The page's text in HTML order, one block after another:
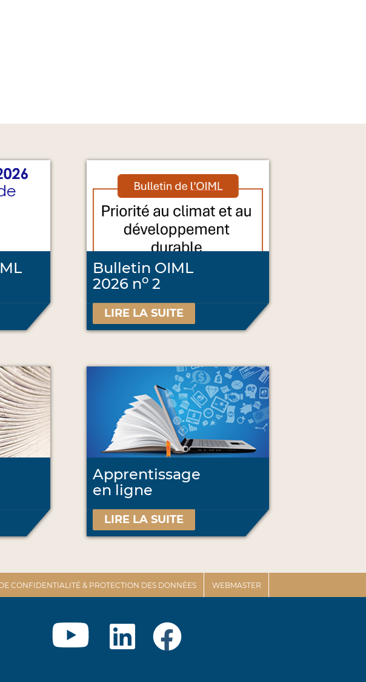
Bulletin OIML
2026 no2
LIRE LA SUITE
Apprentissage
en ligne
LIRE LA SUITE
CONFIDENTIALITÉ & PROTECTION DES DONNÉES WEBMASTER